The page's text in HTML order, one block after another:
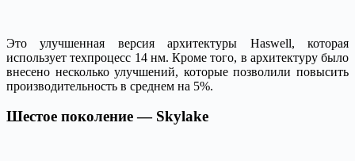
Это улучшенная версия архитектуры Haswell, которая
использует техпроцесс 14 нм. Кроме того, в архитектуру было
внесено несколько улучшений, которые позволили повысить
производительность в среднем на 5%.
Шестое поколение — Skylake